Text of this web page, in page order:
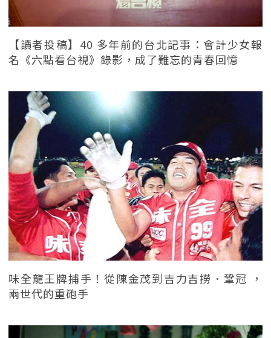
【讀者投稿】40 多年前的台北記事：會計少女報
名《六點看台視》錄影，成了難忘的青春回憶
味全龍王牌捕手！從陳金茂到吉力吉撈．鞏冠 ，
兩世代的重砲手